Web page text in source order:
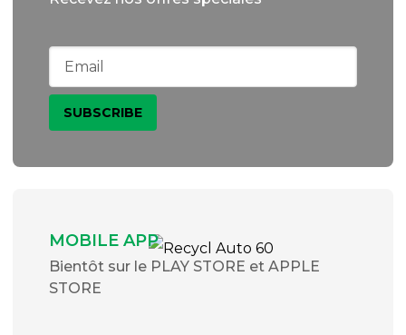
MOBILE APP
Bientôt sur le PLAY STORE et APPLE
STORE